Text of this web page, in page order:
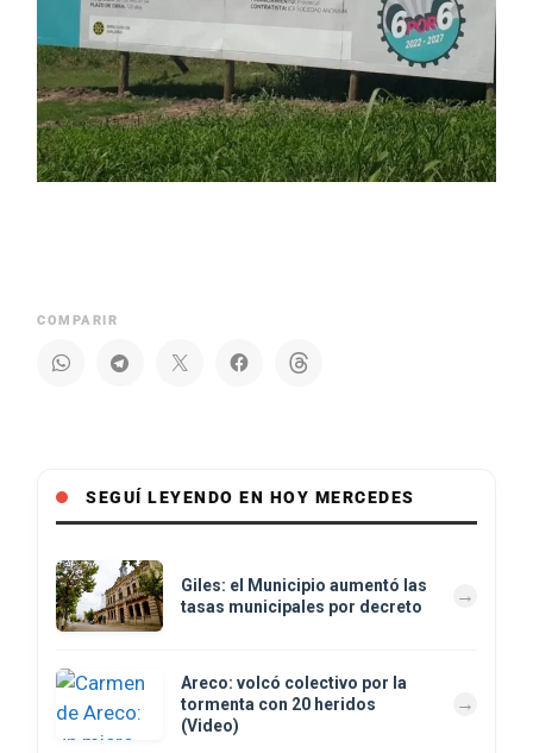
COMPARIR
SEGUÍ LEYENDO EN HOY MERCEDES
Giles: el Municipio aumentó las
tasas municipales por decreto
Areco: volcó colectivo por la
tormenta con 20 heridos
(Video)